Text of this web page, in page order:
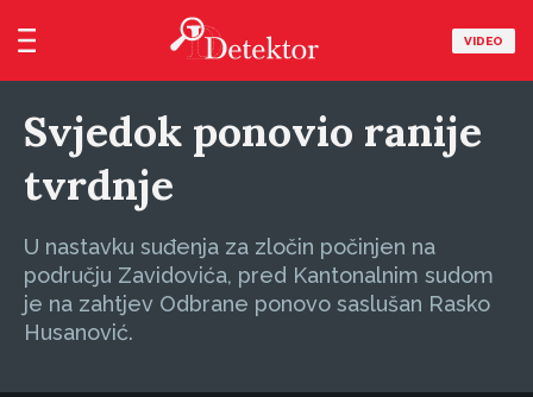
VIDEO
Svjedok ponovio ranije
tvrdnje
U nastavku suđenja za zločin počinjen na
području Zavidovića, pred Kantonalnim sudom
je na zahtjev Odbrane ponovo saslušan Rasko
Husanović.